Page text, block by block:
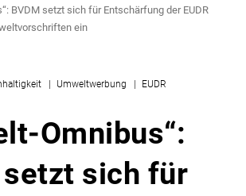
BVDM setzt sich für Entschärfung der EUDR
ein
Umweltwerbung
EUDR
Omnibus“:
setzt sich für